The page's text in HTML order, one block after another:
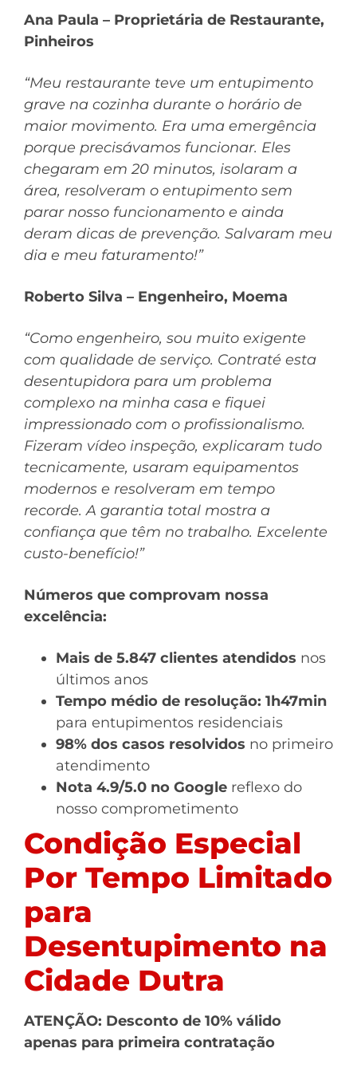
Ana Paula – Proprietária de Restaurante,
Pinheiros
“Meu restaurante teve um entupimento
grave na cozinha durante o horário de
maior movimento. Era uma emergência
porque precisávamos funcionar. Eles
chegaram em 20 minutos, isolaram a
área, resolveram o entupimento sem
parar nosso funcionamento e ainda
deram dicas de prevenção. Salvaram meu
dia e meu faturamento!”
Roberto Silva – Engenheiro, Moema
“Como engenheiro, sou muito exigente
com qualidade de serviço. Contraté esta
desentupidora para um problema
complexo na minha casa e fiquei
impressionado com o profissionalismo.
Fizeram vídeo inspeção, explicaram tudo
tecnicamente, usaram equipamentos
modernos e resolveram em tempo
recorde. A garantia total mostra a
confiança que têm no trabalho. Excelente
custo-benefício!”
Números que comprovam nossa
excelência:
Mais de 5.847 clientes atendidos nos
últimos anos
Tempo médio de resolução: 1h47min
para entupimentos residenciais
98% dos casos resolvidos no primeiro
atendimento
Nota 4.9/5.0 no Google reflexo do
nosso comprometimento
Condição Especial
Por Tempo Limitado
para
Desentupimento na
Cidade Dutra
ATENÇÃO: Desconto de 10% válido
apenas para primeira contratação